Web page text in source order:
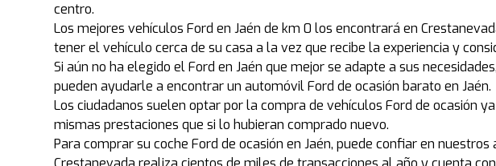
centro.
Los mejores vehículos Ford en Jaén de km 0 los encontrará en
tener el vehículo cerca de su casa a la vez que recibe la experiencia y
Si aún no ha elegido el Ford en Jaén que mejor se adapte a sus
pueden ayudarle a encontrar un automóvil Ford de ocasión barato en Jaén.
Los ciudadanos suelen optar por la compra de vehículos Ford de ocasión
mismas prestaciones que si lo hubieran comprado nuevo.
Para comprar su coche Ford de ocasión en Jaén, puede confiar en